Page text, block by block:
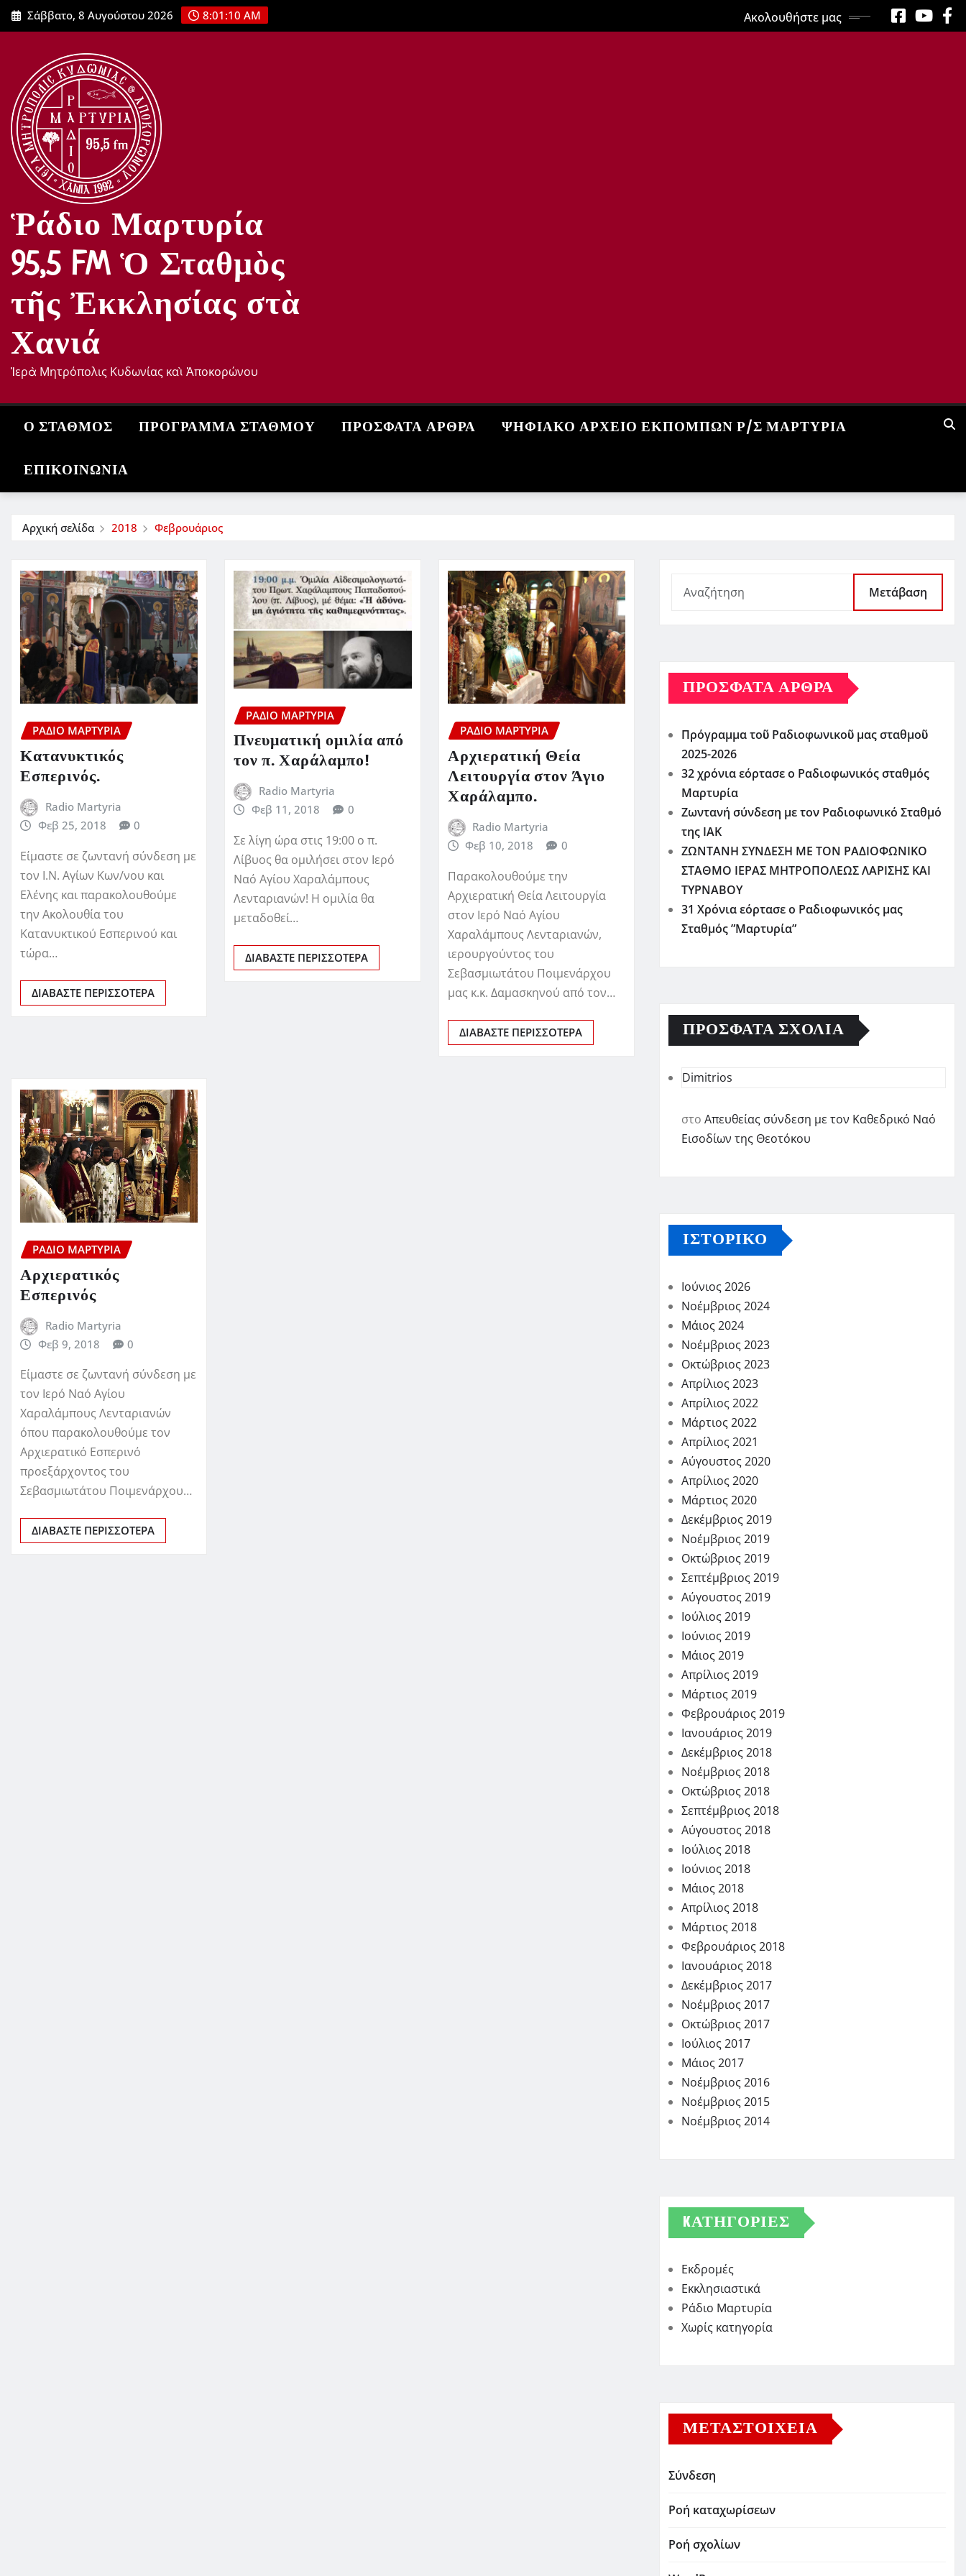
Μετάβαση
στο
Σάββατο, 8 Αυγούστου 2026 8:01:11 AM Ακολουθήστε μας
Ῥάδιο Μαρτυρία
95,5 FM Ὁ Σταθμὸς
τῆς Ἐκκλησίας στὰ
Χανιά
Ἱερὰ Μητρόπολις Κυδωνίας καὶ Ἀποκορώνου
Ο ΣΤΑΘΜΌΣ ΠΡΌΓΡΑΜΜΑ ΣΤΑΘΜΟΎ ΠΡΌΣΦΑΤΑ ΆΡΘΡΑ ΨΗΦΙΑΚΌ ΑΡΧΕΊΟ ΕΚΠΟΜΠΏΝ Ρ/Σ ΜΑΡΤΥΡΊΑ
ΕΠΙΚΟΙΝΩΝΊΑ
Αρχική σελίδα 2018 Φεβρουάριος
ΡΆΔΙΟ ΜΑΡΤΥΡΊΑ
Κατανυκτικός
Εσπερινός.
Radio Martyria
Φεβ 25, 2018
0
Είμαστε σε ζωντανή σύνδεση με
τον Ι.Ν. Αγίων Κων/νου και
Ελένης και παρακολουθούμε
την Ακολουθία του
Κατανυκτικού Εσπερινού και
τώρα…
ΔΙΑΒΆΣΤΕ ΠΕΡΙΣΣΌΤΕΡΑ
ΡΆΔΙΟ ΜΑΡΤΥΡΊΑ
Πνευματική ομιλία από
τον π. Χαράλαμπο!
Radio Martyria
Φεβ 11, 2018
0
Σε λίγη ώρα στις 19:00 ο π.
Λίβυος θα ομιλήσει στον Ιερό
Ναό Αγίου Χαραλάμπους
Λενταριανών! Η ομιλία θα
μεταδοθεί…
ΔΙΑΒΆΣΤΕ ΠΕΡΙΣΣΌΤΕΡΑ
ΡΆΔΙΟ ΜΑΡΤΥΡΊΑ
Αρχιερατική Θεία
Λειτουργία στον Άγιο
Χαράλαμπο.
Radio Martyria
Φεβ 10, 2018
0
Παρακολουθούμε την
Αρχιερατική Θεία Λειτουργία
στον Ιερό Ναό Αγίου
Χαραλάμπους Λενταριανών,
ιερουργούντος του
Σεβασμιωτάτου Ποιμενάρχου
μας κ.κ. Δαμασκηνού από τον…
ΔΙΑΒΆΣΤΕ ΠΕΡΙΣΣΌΤΕΡΑ
ΡΆΔΙΟ ΜΑΡΤΥΡΊΑ
Αρχιερατικός
Εσπερινός
Radio Martyria
Φεβ 9, 2018
0
Είμαστε σε ζωντανή σύνδεση με
τον Ιερό Ναό Αγίου
Χαραλάμπους Λενταριανών
όπου παρακολουθούμε τον
Αρχιερατικό Εσπερινό
προεξάρχοντος του
Σεβασμιωτάτου Ποιμενάρχου…
ΔΙΑΒΆΣΤΕ ΠΕΡΙΣΣΌΤΕΡΑ
Μετάβαση
ΠΡΌΣΦΑΤΑ ΆΡΘΡΑ
Πρόγραμμα τοῦ Ραδιοφωνικοῦ μας σταθμοῦ
2025-2026
32 χρόνια εόρτασε ο Ραδιοφωνικός σταθμός
Μαρτυρία
Ζωντανή σύνδεση με τον Ραδιοφωνικό Σταθμό
της ΙΑΚ
ΖΩΝΤΑΝΗ ΣΥΝΔΕΣΗ ΜΕ ΤΟΝ ΡΑΔΙΟΦΩΝΙΚΟ
ΣΤΑΘΜΟ ΙΕΡΑΣ ΜΗΤΡΟΠΟΛΕΩΣ ΛΑΡΙΣΗΣ ΚΑΙ
ΤΥΡΝΑΒΟΥ
31 Χρόνια εόρτασε ο Ραδιοφωνικός μας
Σταθμός ”Μαρτυρία”
ΠΡΌΣΦΑΤΑ ΣΧΌΛΙΑ
Dimitrios
στο Απευθείας σύνδεση με τον Καθεδρικό Ναό
Εισοδίων της Θεοτόκου
ΙΣΤΟΡΙΚΌ
Ιούνιος 2026
Νοέμβριος 2024
Μάιος 2024
Νοέμβριος 2023
Οκτώβριος 2023
Απρίλιος 2023
Απρίλιος 2022
Μάρτιος 2022
Απρίλιος 2021
Αύγουστος 2020
Απρίλιος 2020
Μάρτιος 2020
Δεκέμβριος 2019
Νοέμβριος 2019
Οκτώβριος 2019
Σεπτέμβριος 2019
Αύγουστος 2019
Ιούλιος 2019
Ιούνιος 2019
Μάιος 2019
Απρίλιος 2019
Μάρτιος 2019
Φεβρουάριος 2019
Ιανουάριος 2019
Δεκέμβριος 2018
Νοέμβριος 2018
Οκτώβριος 2018
Σεπτέμβριος 2018
Αύγουστος 2018
Ιούλιος 2018
Ιούνιος 2018
Μάιος 2018
Απρίλιος 2018
Μάρτιος 2018
Φεβρουάριος 2018
Ιανουάριος 2018
Δεκέμβριος 2017
Νοέμβριος 2017
Οκτώβριος 2017
Ιούλιος 2017
Μάιος 2017
Νοέμβριος 2016
Νοέμβριος 2015
Νοέμβριος 2014
KΑΤΗΓΟΡΊΕΣ
Εκδρομές
Εκκλησιαστικά
Ράδιο Μαρτυρία
Χωρίς κατηγορία
ΜΕΤΑΣΤΟΙΧΕΊΑ
Σύνδεση
Ροή καταχωρίσεων
Ροή σχολίων